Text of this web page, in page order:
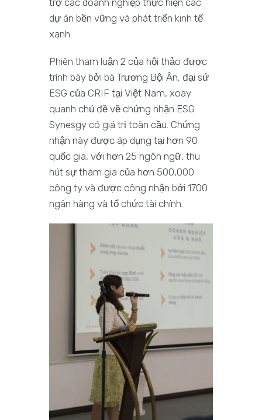
dự án bền vững và phát triển kinh tế
xanh.
Phiên tham luận 2 của hội thảo được
trình bày bởi bà Trương Bội Ân, đại sứ
ESG của CRIF tại Việt Nam, xoay
quanh chủ đề về chứng nhận ESG
Synesgy có giá trị toàn cầu. Chứng
nhận này được áp dụng tại hơn 90
quốc gia, với hơn 25 ngôn ngữ, thu
hút sự tham gia của hơn 500,000
công ty và được công nhận bởi 1700
ngân hàng và tổ chức tài chính.